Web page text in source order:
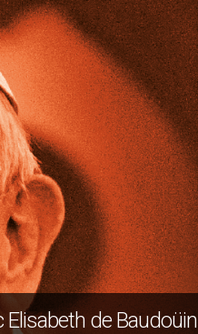
Elisabeth de Baudoüin